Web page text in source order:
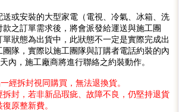
或安裝的大型家電（電視、冷氣、冰箱、洗
之訂單需求後，將會派發給運送與施工團
單狀態為出貨中，此狀態不一定是實際完成出
隊，實際以施工團隊與訂購者電話約裝的內
內，施工廠商將進行聯絡之約裝動作。
經拆封視同購買，無法退換貨。
封，若非新品瑕疵、故障不良，仍堅持退貨
原整新費。